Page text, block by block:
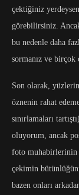
çektiğiniz
görebilirsiniz.
bu nedenle daha
sormanız ve birçok
Son olarak,
öznenin rahat
sınırlamaları
oluyorum, ancak
foto muhabirlerinin
çekimin
bazen onları